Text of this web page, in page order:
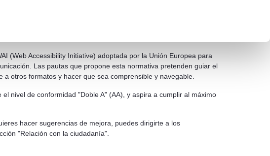
el contexto de uso en que lo hagan (tipología de dispositivo,
(Web Accessibility Initiative) adoptada por la Unión Europea para
Las pautas que propone esta normativa pretenden guiar el
otros formatos y hacer que sea comprensible y navegable.
nivel de conformidad "Doble A" (AA), y aspira a cumplir al máximo
hacer sugerencias de mejora, puedes dirigirte a los
"Relación con la ciudadanía".